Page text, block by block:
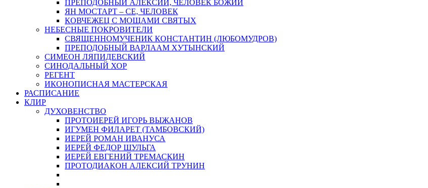
ПРЕПОДОБНЫЙ АЛЕКСИЙ, ЧЕЛОВЕК БОЖИЙ
ЯН МОСТАРТ – СЕ, ЧЕЛОВЕК
КОВЧЕЖЕЦ С МОЩАМИ СВЯТЫХ
НЕБЕСНЫЕ ПОКРОВИТЕЛИ
СВЯЩЕННОМУЧЕНИК КОНСТАНТИН (ЛЮБОМУДРОВ)
ПРЕПОДОБНЫЙ ВАРЛААМ ХУТЫНСКИЙ
СИМЕОН ЛЯПИДЕВСКИЙ
СИНОДАЛЬНЫЙ ХОР
РЕГЕНТ
ИКОНОПИСНАЯ МАСТЕРСКАЯ
РАСПИСАНИЕ
КЛИР
ДУХОВЕНСТВО
ПРОТОИЕРЕЙ ИГОРЬ ВЫЖАНОВ
ИГУМЕН ФИЛАРЕТ (ТАМБОВСКИЙ)
ИЕРЕЙ РОМАН ИВАНУСА
ИЕРЕЙ ФЕДОР ШУЛЬГА
ИЕРЕЙ ЕВГЕНИЙ ТРЕМАСКИН
ПРОТОДИАКОН АЛЕКСИЙ ТРУНИН